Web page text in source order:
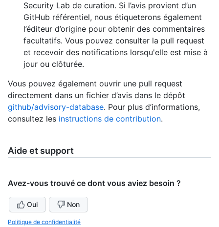
Security Lab de curation. Si l’avis provient d’un
GitHub référentiel, nous étiqueterons également
l’éditeur d’origine pour obtenir des commentaires
facultatifs. Vous pouvez consulter la pull request
et recevoir des notifications lorsqu'elle est mise à
jour ou clôturée.
Vous pouvez également ouvrir une pull request
directement dans un fichier d’avis dans le dépôt
github/advisory-database. Pour plus d’informations,
consultez les instructions de contribution.
Aide et support
Avez-vous trouvé ce dont vous aviez besoin ?
Oui Non
Politique de confidentialité